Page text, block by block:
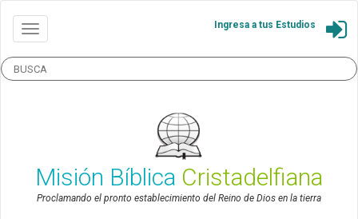
Ingresa a tus Estudios
Misión Bíblica Cristadelfiana
Proclamando el pronto establecimiento del Reino de Dios en la tierra